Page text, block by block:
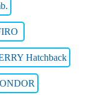
Hatchback